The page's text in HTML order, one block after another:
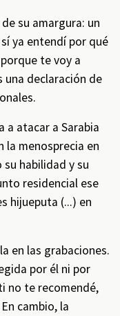
su amargura: un
ya entendí por qué
te voy a
una declaración de
a atacar a Sarabia
la menosprecia en
habilidad y su
residencial ese
hijueputa (...) en
en las grabaciones.
por él ni por
no te recomendé,
cambio, la